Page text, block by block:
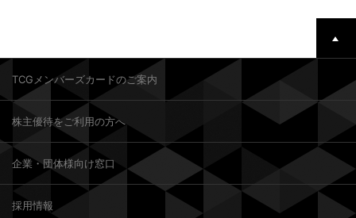
TCGメンバーズカードのご案内
株主優待をご利用の方へ
企業・団体様向け窓口
採用情報